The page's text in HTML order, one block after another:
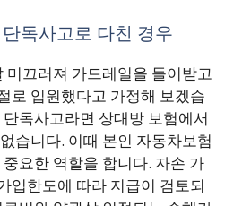
독사고로 다친 경우
미끄러져 가드레일을 들이받고
로 입원했다고 가정해 보겠습
독사고라면 상대방 보험에서
습니다. 이때 본인 자동차보험
요한 역할을 합니다. 자손 가
입한도에 따라 지급이 검토되